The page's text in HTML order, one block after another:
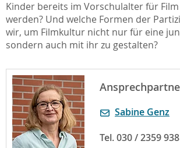
Kinder bereits im Vorschulalter für
werden? Und welche Formen der
wir, um Filmkultur nicht nur für eine
sondern auch mit ihr zu gestalten?
Sabine Genz
Tel. 030 / 2359